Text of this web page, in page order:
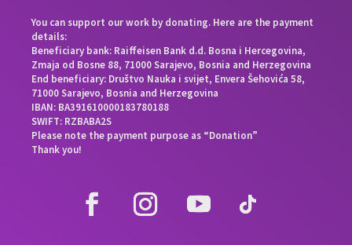
You can support our work by donating. Here are the payment
details:
Beneficiary bank: Raiffeisen Bank d.d. Bosna i Hercegovina,
Zmaja od Bosne 88, 71000 Sarajevo, Bosnia and Herzegovina
End beneficiary: Društvo Nauka i svijet, Envera Šehovića 58,
71000 Sarajevo, Bosnia and Herzegovina
IBAN: BA391610000183780188
SWIFT: RZBABA2S
Please note the payment purpose as “Donation”
Thank you!